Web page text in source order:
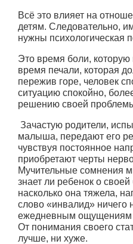
Всё это влияет на
детям. Следовательно,
нужны психологическая
Это время боли,
время печали, которая
пережив горе, человек
ситуацию спокойно,
решению своей
Зачастую родители,
малыша, передают его
чувствуя постоянное
приобретают черты
Мучительные сомнения
знает ли ребенок о
насколько она тяжела,
слово «инвалид» ничего
ежедневным ощущениям
От понимания своего
лучше, ни хуже.